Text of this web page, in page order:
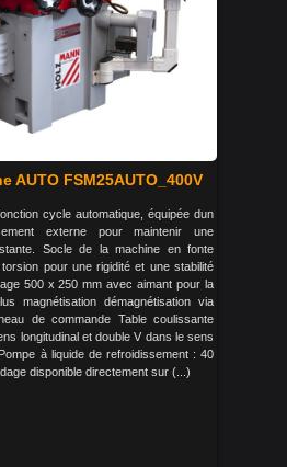
AUTO FSM25AUTO_400V
cycle automatique, équipée dun
externe pour maintenir une
Socle de la machine en fonte
pour une rigidité et une stabilité
500 x 250 mm avec aimant pour la
magnétisation démagnétisation via
de commande Table coulissante
longitudinal et double V dans le sens
à liquide de refroidissement : 40
disponible directement sur (...)